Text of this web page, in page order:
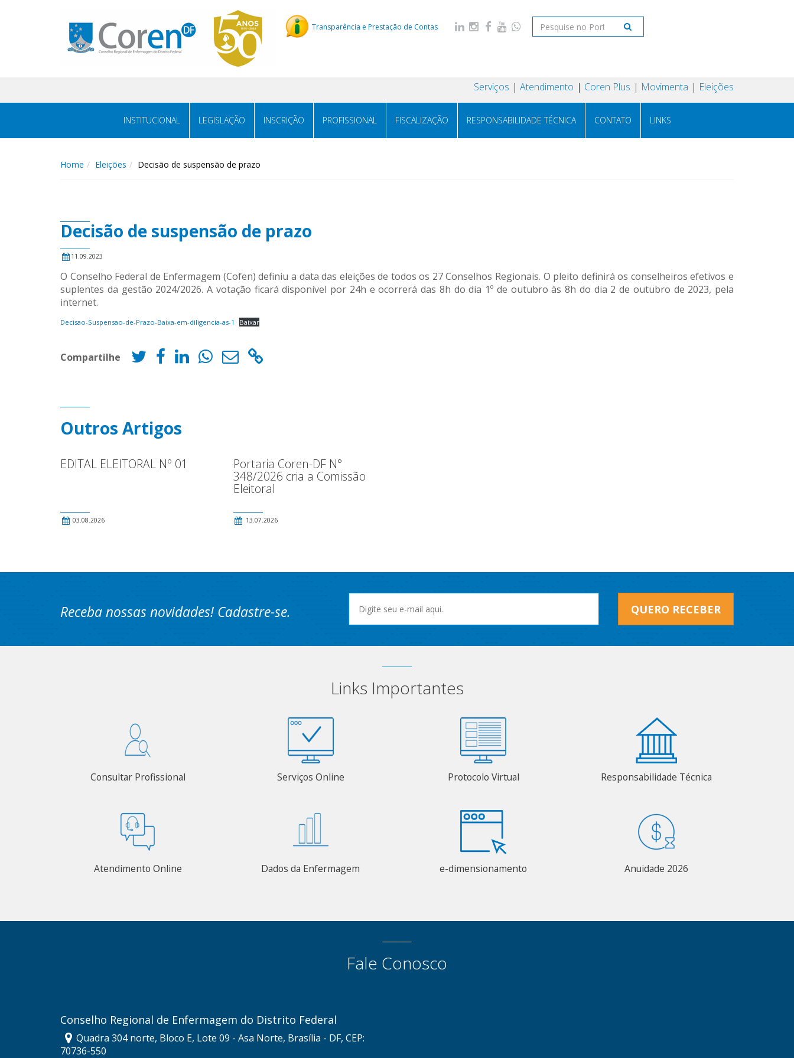
Transparência e Prestação de Contas
Serviços Atendimento Coren Plus Movimenta Eleições
INSTITUCIONAL LEGISLAÇÃO INSCRIÇÃO PROFISSIONAL FISCALIZAÇÃO RESPONSABILIDADE TÉCNICA CONTATO LINKS
Home Eleições Decisão de suspensão de prazo
Decisão de suspensão de prazo
11.09.2023
O Conselho Federal de Enfermagem (Cofen) definiu a data das eleições de todos os 27 Conselhos Regionais. O pleito definirá os conselheiros efetivos e
suplentes da gestão 2024/2026. A votação ficará disponível por 24h e ocorrerá das 8h do dia 1º de outubro às 8h do dia 2 de outubro de 2023, pela
internet.
Decisao-Suspensao-de-Prazo-Baixa-em-diligencia-as-1 Baixar
Compartilhe
Outros Artigos
EDITAL ELEITORAL Nº 01
03.08.2026
Portaria Coren-DF N°
348/2026 cria a Comissão
Eleitoral
13.07.2026
Receba nossas novidades! Cadastre-se. QUERO RECEBER
Links Importantes
Consultar Profissional Serviços Online Protocolo Virtual Responsabilidade Técnica
Atendimento Online Dados da Enfermagem e-dimensionamento Anuidade 2026
Fale Conosco
Conselho Regional de Enfermagem do Distrito Federal
Quadra 304 norte, Bloco E, Lote 09 - Asa Norte, Brasília - DF, CEP:
70736-550